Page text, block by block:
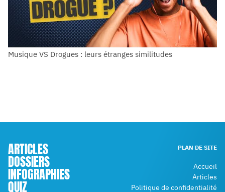
Musique VS Drogues : leurs étranges similitudes
ARTICLES
DOSSIERS
INFOGRAPHIES
QUIZ
PLAN DE SITE
Accueil
Articles
Politique de confidentialité